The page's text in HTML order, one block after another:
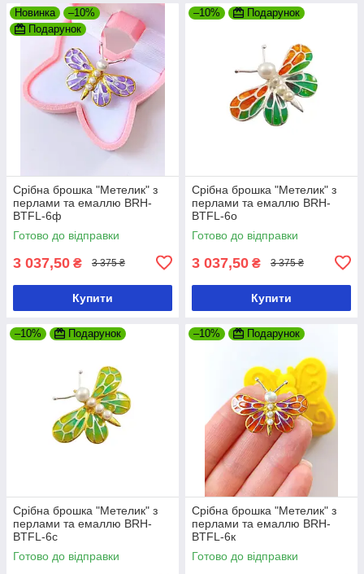
Новинка
–10%
Подарунок
Срібна брошка "Метелик" з
перлами та емаллю BRH-
BTFL-6ф
Готово до відправки
3 037,50 ₴ 3 375 ₴
Купити
–10% Подарунок
Срібна брошка "Метелик" з
перлами та емаллю BRH-
BTFL-6о
Готово до відправки
3 037,50 ₴ 3 375 ₴
Купити
–10% Подарунок
Срібна брошка "Метелик" з
перлами та емаллю BRH-
BTFL-6с
Готово до відправки
–10% Подарунок
Срібна брошка "Метелик" з
перлами та емаллю BRH-
BTFL-6к
Готово до відправки